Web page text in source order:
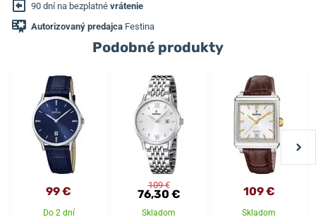
90 dní na bezplatné vrátenie
Autorizovaný predajca Festina
Podobné produkty
99 €
Do 2 dní
109 €
76,30 €
Skladom
109 €
Skladom